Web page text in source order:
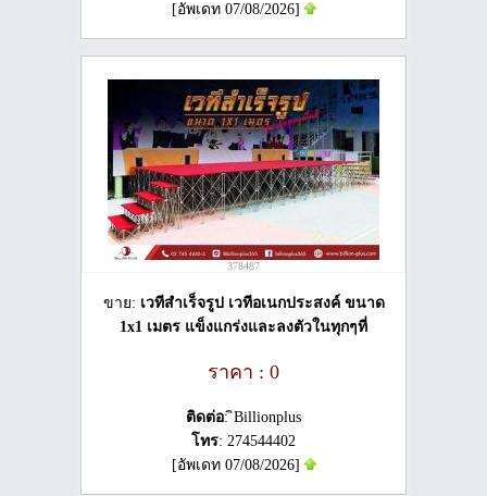
[อัพเดท 07/08/2026]
378487
ขาย: เวทีสำเร็จรูป เวทีอเนกประสงค์ ขนาด
1x1 เมตร แข็งแกร่งและลงตัวในทุกๆที่
ราคา : 0
ติดต่อ: ิBillionplus
โทร: 274544402
[อัพเดท 07/08/2026]